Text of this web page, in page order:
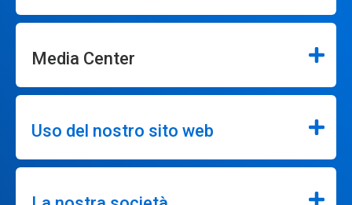
Media Center
Uso del nostro sito web